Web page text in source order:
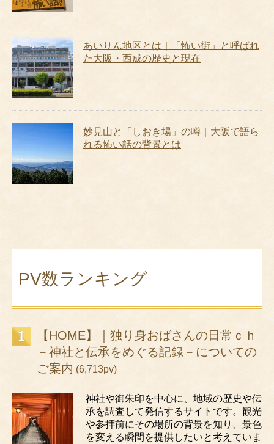
あいりん地区とは｜「怖い街」と呼ばれ
た大阪・西成の歴史と現在
妙見山と「しおき場」の噂｜大阪で語ら
れる怖い話の背景とは
PV数ランキング
【HOME】｜独り身おばさんの日常ｃｈ
－神社と伝承をめぐる記録－についての
ご案内 (6,713pv)
神社や御朱印を中心に、地域の歴史や伝
承を調査して発信するサイトです。観光
や参拝前にその場所の背景を知り、景色
を変える瞬間を提供したいと考えていま